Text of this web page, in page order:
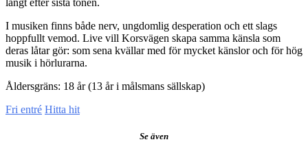
I musiken finns både nerv, ungdomlig desperation och ett slags
hoppfullt vemod. Live vill Korsvägen skapa samma känsla som
deras låtar gör: som sena kvällar med för mycket känslor och för hög
musik i hörlurarna.
Åldersgräns: 18 år (13 år i målsmans sällskap)
Fri entré Hitta hit
Se även